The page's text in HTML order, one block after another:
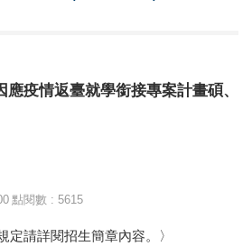
疫情返臺就學銜接專案計畫碩、
點閱數 : 5615
定請詳閱招生簡章內容。〉